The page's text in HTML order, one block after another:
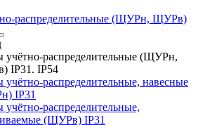
распределительные (ЩУРн, ЩУРв)
распределительные (ЩУРн,
IP31. IP54
распределительные, навесные
IP31
распределительные,
(ЩУРв) IP31